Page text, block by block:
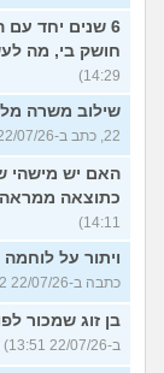
6 שנים יחד עם
חושק בי, מה
14:29)
שילוב משרה
22, כתב ב-22/07/26 14:20)
האם יש מישהי
כתוצאה ממראה
14:11)
ויתור על
כתבה ב-22/07/26 14:02)
בן זוג שמכור
ב-22/07/26 13:51)